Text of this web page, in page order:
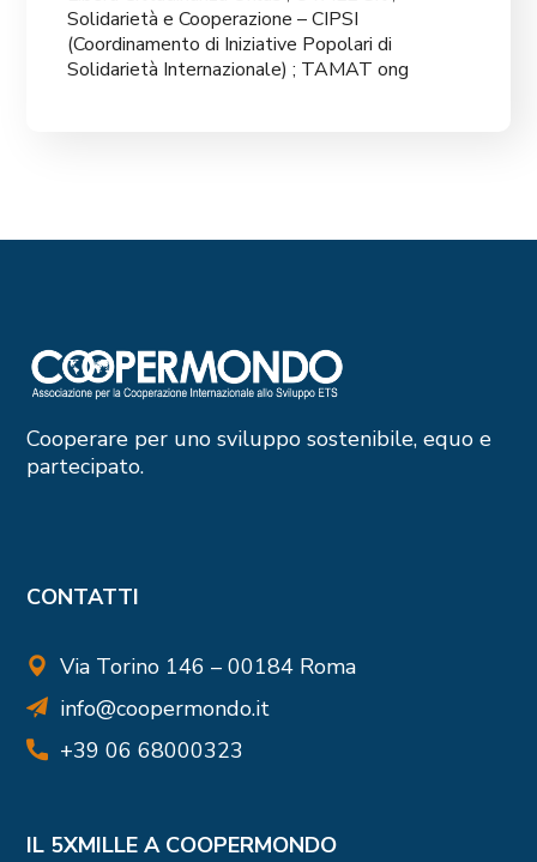
Solidarietà e Cooperazione – CIPSI
(Coordinamento di Iniziative Popolari di
Solidarietà Internazionale) ; TAMAT ong
Cooperare per uno sviluppo sostenibile, equo e
partecipato.
CONTATTI
Via Torino 146 – 00184 Roma
info@coopermondo.it
+39 06 68000323
IL 5XMILLE A COOPERMONDO